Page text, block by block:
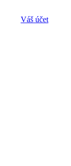
Váš účet